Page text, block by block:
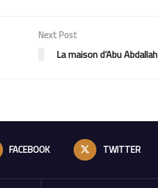
Next Post
La maison d’Abu Abdallah
FACEBOOK TWITTER